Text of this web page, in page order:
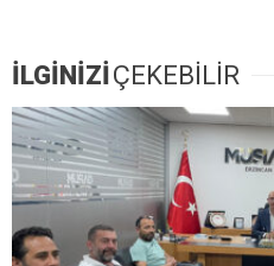
İLGİNİZİ ÇEKEBİLİR